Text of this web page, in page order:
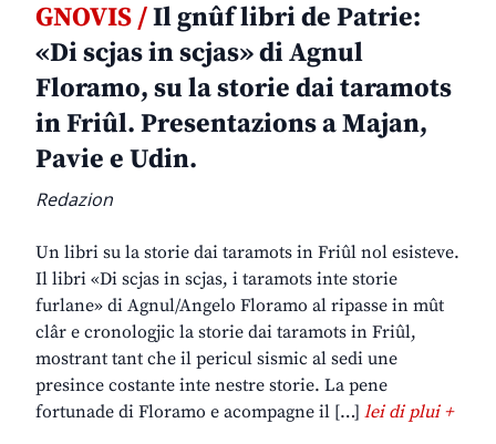
GNOVIS /Il gnûf libri de Patrie:
«Di scjas in scjas» di Agnul
Floramo, su la storie dai taramots
in Friûl. Presentazions a Majan,
Pavie e Udin.
Redazion
Un libri su la storie dai taramots in Friûl nol esisteve.
Il libri «Di scjas in scjas, i taramots inte storie
furlane» di Agnul/Angelo Floramo al ripasse in mût
clâr e cronologjic la storie dai taramots in Friûl,
mostrant tant che il pericul sismic al sedi une
presince costante inte nestre storie. La pene
fortunade di Floramo e acompagne il […] lei di plui +